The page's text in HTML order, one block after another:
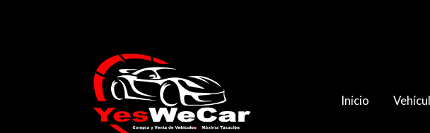
Inicio